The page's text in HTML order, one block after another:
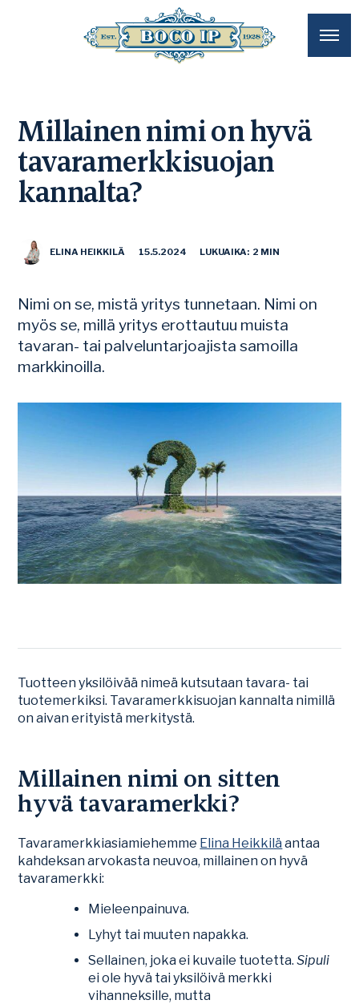
Millainen nimi on hyvä
tavaramerkkisuojan
kannalta?
ELINA HEIKKILÄ 15.5.2024 LUKUAIKA: 2 MIN
Nimi on se, mistä yritys tunnetaan. Nimi on
myös se, millä yritys erottautuu muista
tavaran- tai palveluntarjoajista samoilla
markkinoilla.
Tuotteen yksilöivää nimeä kutsutaan tavara- tai
tuotemerkiksi. Tavaramerkkisuojan kannalta nimillä
on aivan erityistä merkitystä.
Millainen nimi on sitten
hyvä tavaramerkki?
Tavaramerkkiasiamiehemme Elina Heikkilä antaa
kahdeksan arvokasta neuvoa, millainen on hyvä
tavaramerkki:
Mieleenpainuva.
Lyhyt tai muuten napakka.
Sellainen, joka ei kuvaile tuotetta.Sipuli
ei ole hyvä tai yksilöivä merkki
vihanneksille, mutta